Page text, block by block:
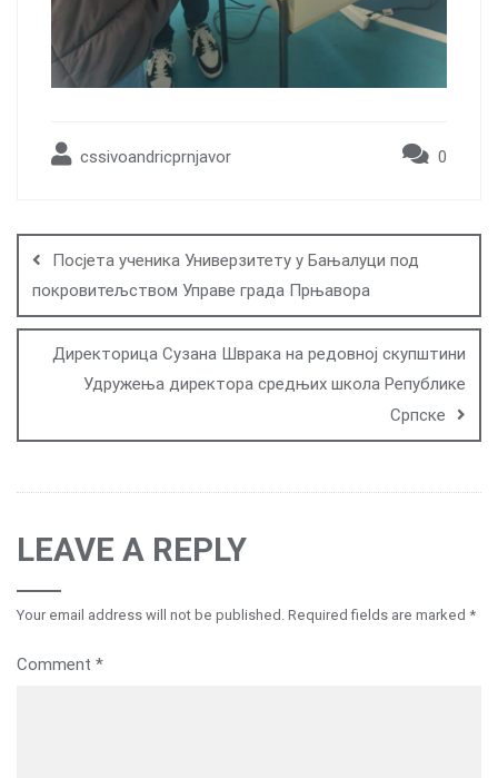
cssivoandricprnjavor 0
navigation
Посјета ученика Универзитету у Бањалуци под
покровитељством Управе града Прњавора
Директорица Сузана Шврака на редовној скупштини
Удружења директора средњих школа Републике
Српске
LEAVE A REPLY
Your email address will not be published. Required fields are marked *
Comment *